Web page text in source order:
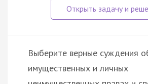
Выберите верные суждения
имущественных и личных